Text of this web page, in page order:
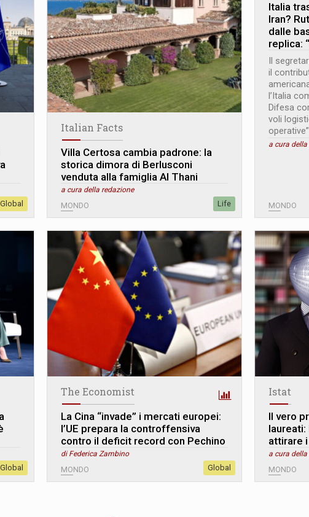
Global
Italian Facts
Villa Certosa cambia padrone: la
storica dimora di Berlusconi
venduta alla famiglia Al Thani
a cura della redazione
MONDO Life
Italia
Iran?
dalle
replica:
Il
il
l’Italia
Difesa
voli
a cura
MONDO
Global
The Economist
La Cina “invade” i mercati europei:
l’UE prepara la controffensiva
contro il deficit record con Pechino
di Federica Zambino
MONDO Global
Istat
Il vero
laureati:
attirare
a cura
MONDO